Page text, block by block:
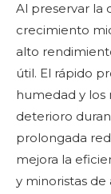
Al preservar la
crecimiento
alto
útil. El rápido
humedad y los
deterioro
prolongada
mejora la
y minoristas